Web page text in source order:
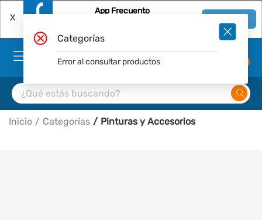
X
App Frecuento
Inicio Categorías Pinturas y Accesorios
Categorías
Error al consultar productos